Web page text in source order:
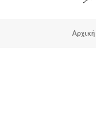
Αρχική